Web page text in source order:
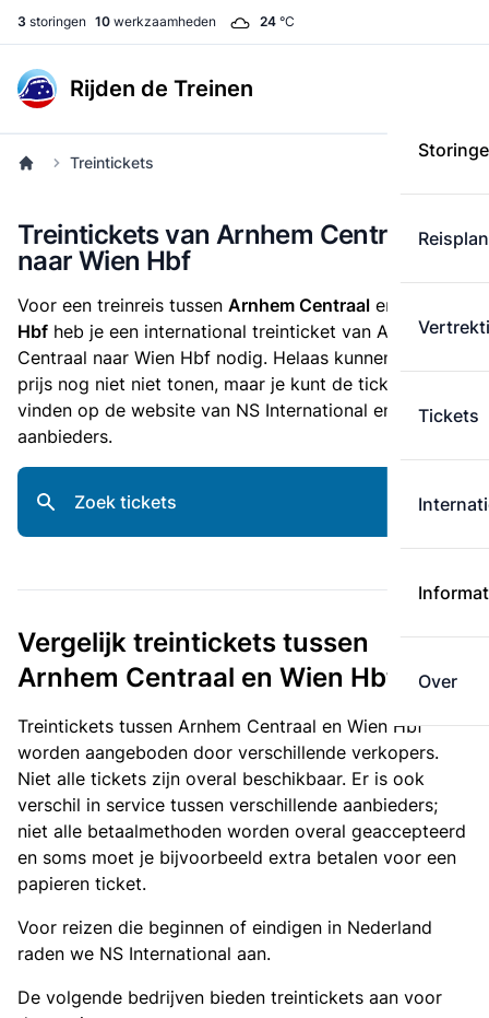
3 storingen 10 werkzaamheden 24 °C
Rijden de Treinen
Tickets
Over
Treintickets
Treintickets van Arnhem Centraal
naar Wien Hbf
Voor een treinreis tussen Arnhem Centraal en
Hbf heb je een international treinticket van Arnhem
Centraal naar Wien Hbf nodig. Helaas kunnen we de
prijs nog niet niet tonen, maar je kunt de ticketprijs
vinden op de website van NS International en andere
aanbieders.
Zoek tickets
Vergelijk treintickets tussen
Arnhem Centraal en Wien Hbf
Treintickets tussen Arnhem Centraal en Wien Hbf
worden aangeboden door verschillende verkopers.
Niet alle tickets zijn overal beschikbaar. Er is ook
verschil in service tussen verschillende aanbieders;
niet alle betaalmethoden worden overal geaccepteerd
en soms moet je bijvoorbeeld extra betalen voor een
papieren ticket.
Voor reizen die beginnen of eindigen in Nederland
raden we NS International aan.
De volgende bedrijven bieden treintickets aan voor